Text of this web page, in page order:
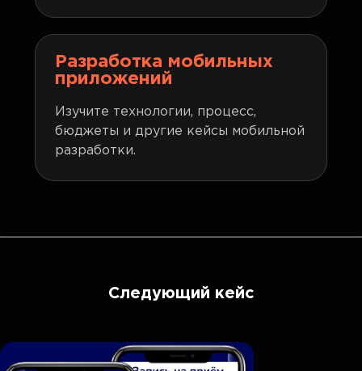
Разработка мобильных
приложений
Изучите технологии, процесс,
бюджеты и другие кейсы мобильной
разработки.
Следующий кейс